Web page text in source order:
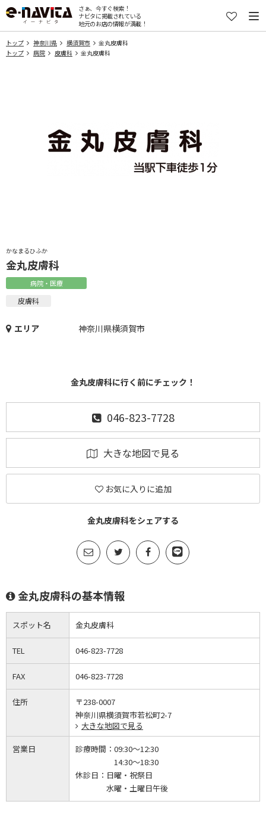
さぁ、今すぐ検索！
ナビタに掲載されている
地元のお店の情報が満載！
トップ 神奈川県 横須賀市
金丸皮膚科
トップ
病院 皮膚科 金丸皮膚科
かなまるひふか
金丸皮膚科
病院・医療
皮膚科
エリア 神奈川県横須賀市
金丸皮膚科に行く前にチェック！
046-823-7728
大きな地図で見る
お気に入りに追加
金丸皮膚科をシェアする
金丸皮膚科の基本情報
スポット名 金丸皮膚科
TEL 046-823-7728
FAX 046-823-7728
住所
〒238-0007
神奈川県横須賀市若松町2-7
大きな地図で見る
営業日 診療時間： 09:30～12:30
14:30～18:30
休診日： 日曜・祝祭日
水曜・土曜日午後